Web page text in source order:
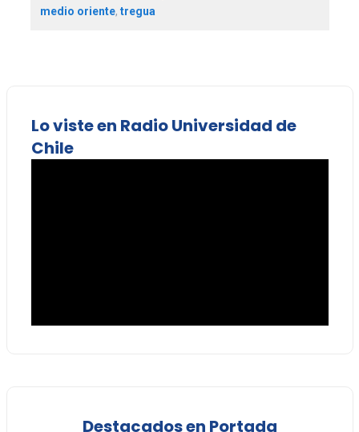
medio oriente, tregua
Lo viste en Radio Universidad de
Chile
Destacados en Portada